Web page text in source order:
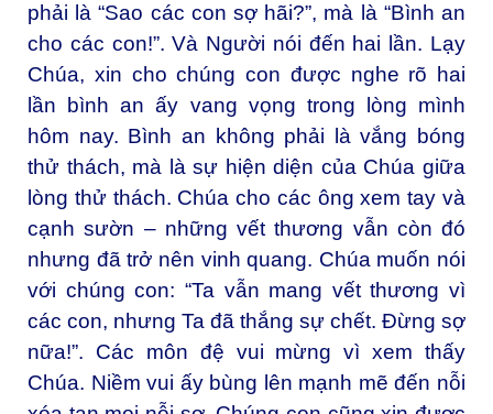
phải là “Sao các con sợ hãi?”, mà là “Bình an
cho các con!”. Và Người nói đến hai lần. Lạy
Chúa, xin cho chúng con được nghe rõ hai
lần bình an ấy vang vọng trong lòng mình
hôm nay. Bình an không phải là vắng bóng
thử thách, mà là sự hiện diện của Chúa giữa
lòng thử thách. Chúa cho các ông xem tay và
cạnh sườn – những vết thương vẫn còn đó
nhưng đã trở nên vinh quang. Chúa muốn nói
với chúng con: “Ta vẫn mang vết thương vì
các con, nhưng Ta đã thắng sự chết. Đừng sợ
nữa!”. Các môn đệ vui mừng vì xem thấy
Chúa. Niềm vui ấy bùng lên mạnh mẽ đến nỗi